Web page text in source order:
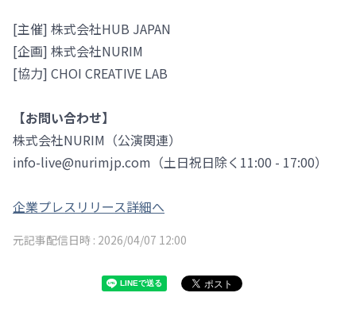
[主催] 株式会社HUB JAPAN
[企画] 株式会社NURIM
[協力] CHOI CREATIVE LAB
【お問い合わせ】
株式会社NURIM（公演関連）
info-live@nurimjp.com（土日祝日除く11:00 - 17:00）
企業プレスリリース詳細へ
元記事配信日時 : 2026/04/07 12:00